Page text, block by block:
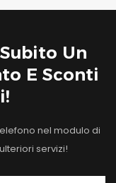
Un
E Sconti
nel modulo di
servizi!